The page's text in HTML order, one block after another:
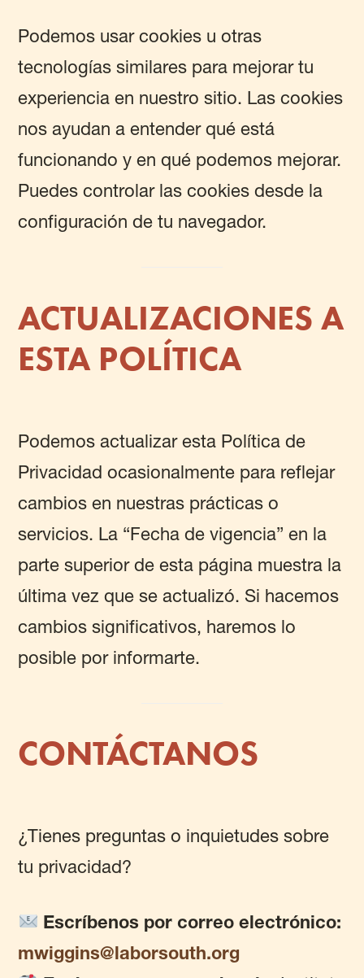
Podemos usar cookies u otras
tecnologías similares para mejorar tu
experiencia en nuestro sitio. Las cookies
nos ayudan a entender qué está
funcionando y en qué podemos mejorar.
Puedes controlar las cookies desde la
configuración de tu navegador.
ACTUALIZACIONES A
ESTA POLÍTICA
Podemos actualizar esta Política de
Privacidad ocasionalmente para reflejar
cambios en nuestras prácticas o
servicios. La “Fecha de vigencia” en la
parte superior de esta página muestra la
última vez que se actualizó. Si hacemos
cambios significativos, haremos lo
posible por informarte.
CONTÁCTANOS
¿Tienes preguntas o inquietudes sobre
tu privacidad?
Escríbenos por correo electrónico:
mwiggins@laborsouth.org